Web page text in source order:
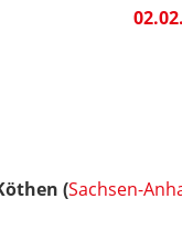
(Sachsen-